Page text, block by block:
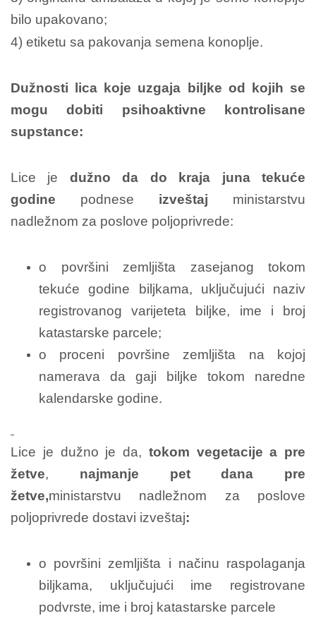
bilo upakovano;
4) etiketu sa pakovanja semena konoplje.
Dužnosti lica koje uzgaja biljke od kojih se
mogu dobiti psihoaktivne kontrolisane
supstance:
Lice je dužno da
do kraja juna tekuće
godine podnese izveštaj ministarstvu
nadležnom za poslove poljoprivrede:
o površini zemljišta zasejanog tokom
tekuće godine biljkama, uključujući naziv
registrovanog varijeteta biljke, ime i broj
katastarske parcele;
o proceni površine zemljišta na kojoj
namerava da gaji biljke tokom naredne
kalendarske godine.
Lice je dužno je da, tokom vegetacije a pre
žetve, najmanje pet dana pre
žetve,ministarstvu nadležnom za poslove
poljoprivrede dostavi izveštaj:
o površini zemljišta i načinu raspolaganja
biljkama, uključujući ime registrovane
podvrste, ime i broj katastarske parcele